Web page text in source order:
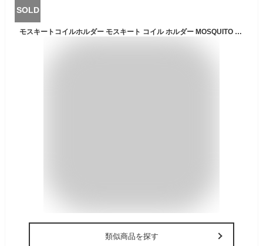
SOLD
モスキートコイルホルダー モスキート コイル ホルダー MOSQUITO COIL HOLDER ダルトン DULTON H21-0307 蚊取り線香ホルダー 蚊取り線香入れ 蚊遣り モスキート アウトドア キャンプ コンパクト スチール デザイン
類似商品を探す